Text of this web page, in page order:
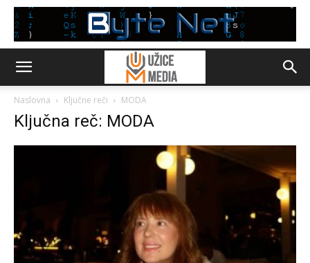
Naslovna Ključne reči MODA
Ključna reč: MODA